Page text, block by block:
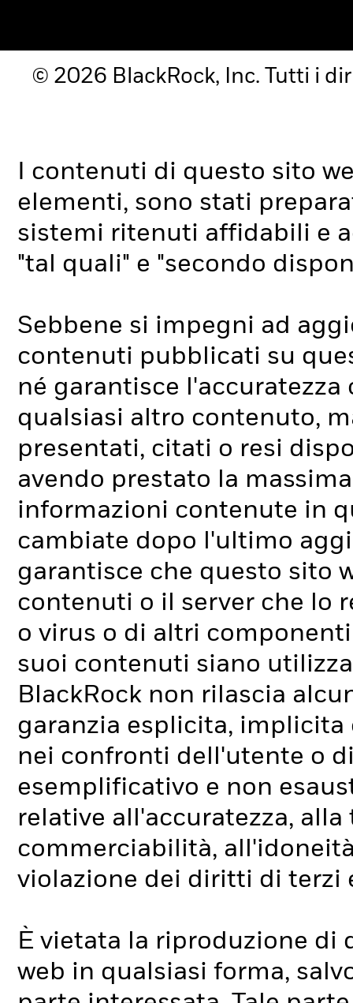
© 2026 BlackRock, Inc. Tutti i
I contenuti di questo sito
elementi, sono stati
sistemi ritenuti affidabili e
"tal quali" e "secondo
Sebbene si impegni ad
contenuti pubblicati su
né garantisce
qualsiasi altro contenuto,
presentati, citati o resi
avendo prestato la
informazioni contenute in
cambiate dopo l'ultimo
garantisce che questo sito
contenuti o il server che lo
o virus o di altri
suoi contenuti siano
BlackRock non rilascia
garanzia esplicita,
nei confronti dell'utente o
esemplificativo e non
relative all'accuratezza,
commerciabilità,
violazione dei diritti di terzi
È vietata la riproduzione
web in qualsiasi forma,